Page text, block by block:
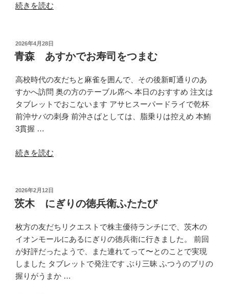
“札
ム
ー
ン
で
宴
会”
の
続きを読む
投
稿
日:
2026年4月28日
青森 あすかでお寿司をつまむ
高校時代の友だちと麻雀を囲んで、その後新町通りのあ
すかへ訪問 奥の方のテーブル席へ 本日のおすすめ 注文は
タブレットでおこないます アサヒスーパードライで乾杯
前沖サバの刺身 前沖さばとしては、脂乗りは控えめ 本鮪
3貫握 …
“青
す
か
お
寿
司
を
つ
続きを読む
投
稿
日:
2026年2月12日
茨木 にぎりの徳兵衛ふたたび
枚方の友だちリクエストで株主優待ランチにで、茨木の
イオンモールにあるにぎりの徳兵衛に行きました。 前回
が好評だったようで、また連れてって〜とのことで実現
しました タブレットで発注です ぶり三昧 ふつうのブリの
握りがうまか …